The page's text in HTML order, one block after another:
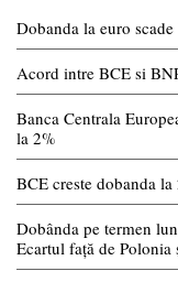
Dobanda la euro
Acord intre BCE si
Banca Centrala
la 2%
BCE creste dobanda
Dobânda pe termen
Ecartul față de